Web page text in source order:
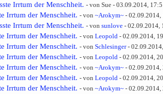
Irrtum der Menschheit. - von Sue - 03.09.2014,
Irrtum der Menschheit. - von ~Arokym~ - 02.09.2014,
Irrtum der Menschheit. - von sunlove - 02.09.2014,
Irrtum der Menschheit. - von Leopold - 02.09.2014,
Irrtum der Menschheit. - von Schlesinger-
Irrtum der Menschheit. - von Leopold - 02.09.2014,
Irrtum der Menschheit. - von ~Arokym~ - 02.09.2014,
Irrtum der Menschheit. - von Leopold - 02.09.2014,
Irrtum der Menschheit. - von ~Arokym~ - 02.09.2014,